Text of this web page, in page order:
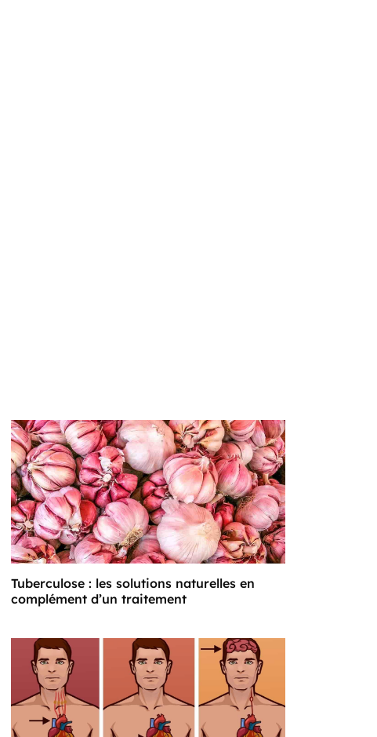
Tuberculose : les solutions naturelles en
complément d’un traitement